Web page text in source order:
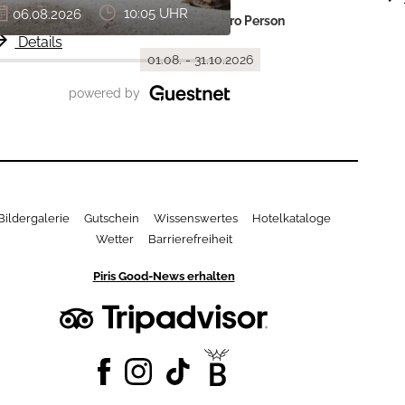
Details
5 Nächte
ab 1.116,50 € pro Person
01.08. - 31.10.2026
">
06.08.2026
10:05 UHR
powered by
Gutschein Wissenswertes
Hotelkataloge
Wetter
Barrierefreiheit
Piris Good-News erhalten